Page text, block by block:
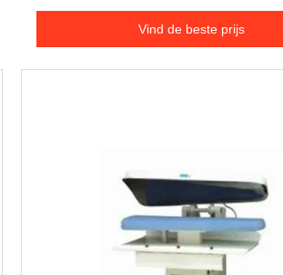
Vind de beste prijs